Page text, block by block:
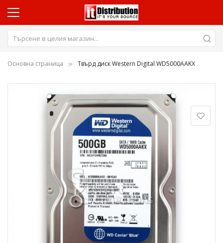
Основна страница Твърд диск Western Digital WD5000AAKX